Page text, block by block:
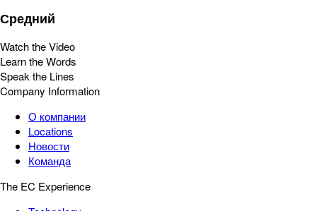
Средний
Watch the Video
Learn the Words
Speak the Lines
Company Information
О компании
Locations
Новости
Команда
The EC Experience